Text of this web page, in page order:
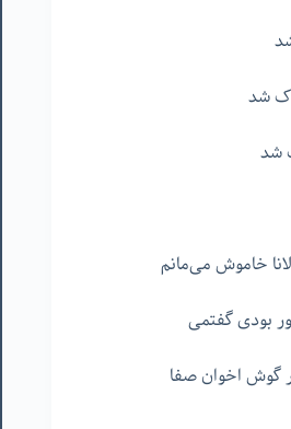
شد
شد
خاموش می‌مانم
بودی گفتمی
اخوان صفا